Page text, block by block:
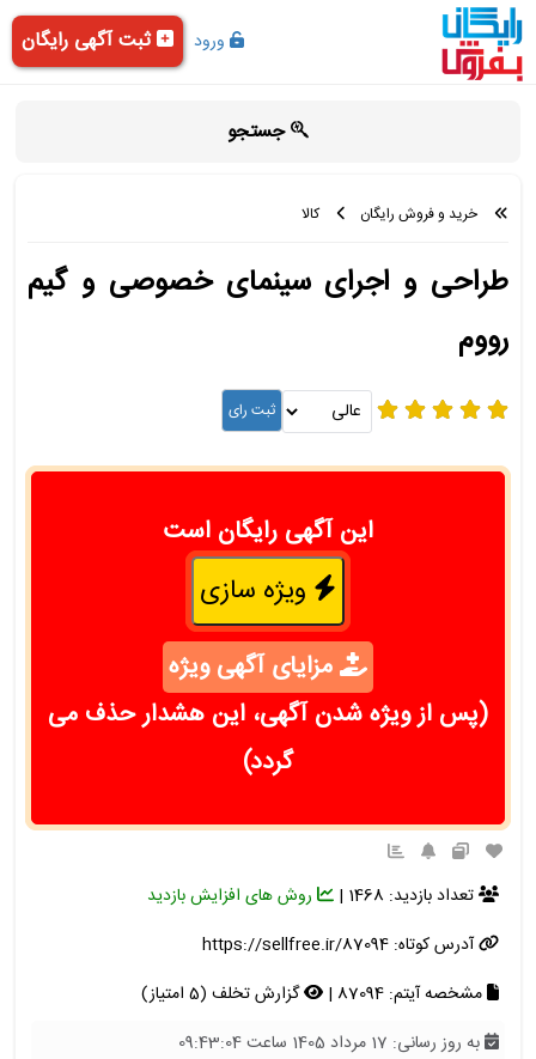
ورود ثبت آگهی رایگان
جستجو
خرید و فروش رایگان کالا
طراحی و اجرای سینمای خصوصی و گیم
رووم
این آگهی رایگان است
ویژه سازی
مزایای آگهی ویژه
(پس از ویژه شدن آگهی، این هشدار حذف می
گردد)
تعداد بازدید: 1468 |
روش های افزایش بازدید
آدرس کوتاه:https://sellfree.ir/87094
مشخصه آیتم: 87094 |
گزارش تخلف (5 امتیاز)
به روز رسانی: 17 مرداد 1405 ساعت 09:43:04